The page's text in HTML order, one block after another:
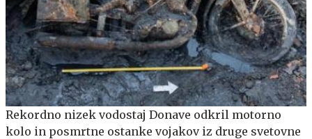
Rekordno nizek vodostaj Donave odkril motorno
kolo in posmrtne ostanke vojakov iz druge svetovne